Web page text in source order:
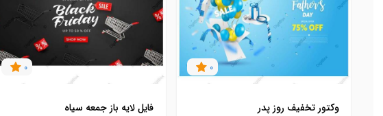
0
وکتور تخفیف روز پدر
0
فایل لایه باز جمعه سیاه